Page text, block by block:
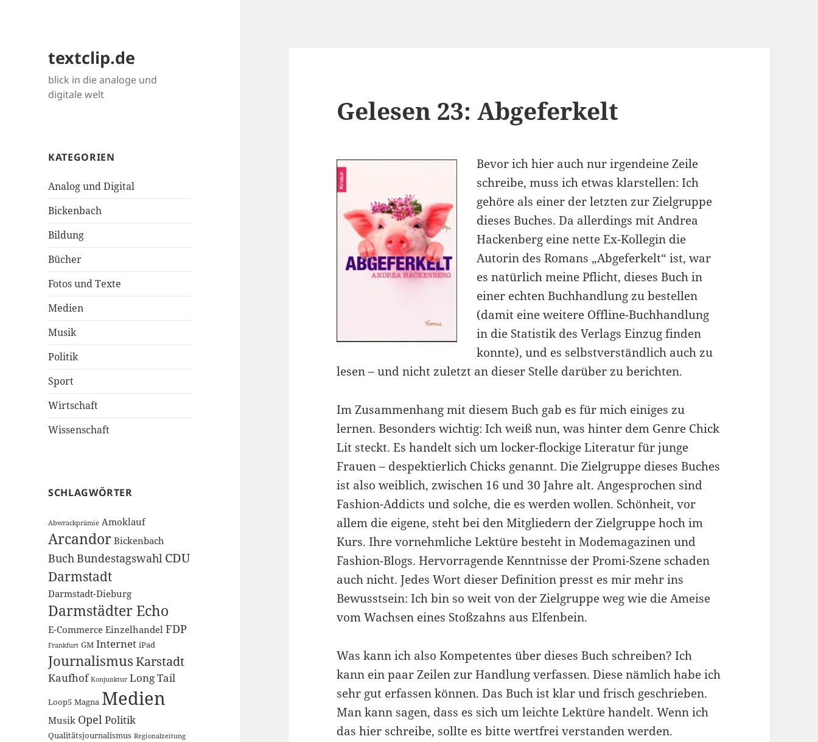
textclip.de
blick in die analoge und
digitale welt
KATEGORIEN
Analog und Digital
Bickenbach
Bildung
Bücher
Fotos und Texte
Medien
Musik
Politik
Sport
Wirtschaft
Wissenschaft
SCHLAGWÖRTER
Abwrackprämie Amoklauf
Arcandor Bickenbach
BuchBundestagswahl CDU
Darmstadt
Darmstadt-Dieburg
Darmstädter Echo
E-Commerce Einzelhandel FDP
Frankfurt GM Internet iPad
JournalismusKarstadt
Kaufhof Konjunktur Long Tail
Loop5 Magna Medien
Musik OpelPolitik
Qualitätsjournalismus Regionalzeitung
Gelesen 23: Abgeferkelt
Bevor ich hier auch nur irgendeine Zeile
schreibe, muss ich etwas klarstellen: Ich
gehöre als einer der letzten zur Zielgruppe
dieses Buches. Da allerdings mit Andrea
Hackenberg eine nette Ex-Kollegin die
Autorin des Romans „Abgeferkelt“ ist, war
es natürlich meine Pflicht, dieses Buch in
einer echten Buchhandlung zu bestellen
(damit eine weitere Offline-Buchhandlung
in die Statistik des Verlags Einzug finden
konnte), und es selbstverständlich auch zu
lesen – und nicht zuletzt an dieser Stelle darüber zu berichten.
Im Zusammenhang mit diesem Buch gab es für mich einiges zu
lernen. Besonders wichtig: Ich weiß nun, was hinter dem Genre Chick
Lit steckt. Es handelt sich um locker-flockige Literatur für junge
Frauen – despektierlich Chicks genannt. Die Zielgruppe dieses Buches
ist also weiblich, zwischen 16 und 30 Jahre alt. Angesprochen sind
Fashion-Addicts und solche, die es werden wollen. Schönheit, vor
allem die eigene, steht bei den Mitgliedern der Zielgruppe hoch im
Kurs. Ihre vornehmliche Lektüre besteht in Modemagazinen und
Fashion-Blogs. Hervorragende Kenntnisse der Promi-Szene schaden
auch nicht. Jedes Wort dieser Definition presst es mir mehr ins
Bewusstsein: Ich bin so weit von der Zielgruppe weg wie die Ameise
vom Wachsen eines Stoßzahns aus Elfenbein.
Was kann ich also Kompetentes über dieses Buch schreiben? Ich
kann ein paar Zeilen zur Handlung verfassen. Diese nämlich habe ich
sehr gut erfassen können. Das Buch ist klar und frisch geschrieben.
Man kann sagen, dass es sich um leichte Lektüre handelt. Wenn ich
das hier schreibe, sollte es bitte wertfrei verstanden werden.